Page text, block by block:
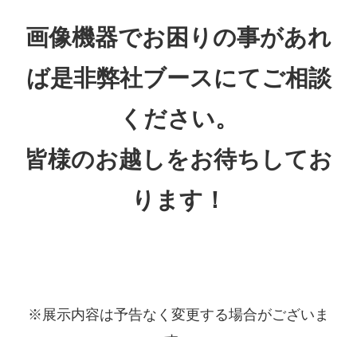
画像機器でお困りの事があれ
ば是非弊社ブースにてご相談
ください。
皆様のお越しをお待ちしてお
ります！
※展示内容は予告なく変更する場合がございま